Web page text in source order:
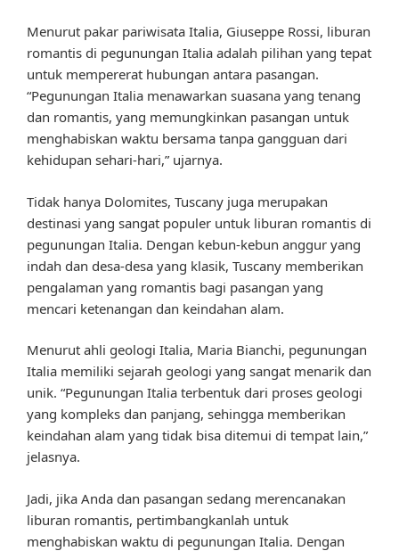
Menurut pakar pariwisata Italia, Giuseppe Rossi, liburan
romantis di pegunungan Italia adalah pilihan yang tepat
untuk mempererat hubungan antara pasangan.
“Pegunungan Italia menawarkan suasana yang tenang
dan romantis, yang memungkinkan pasangan untuk
menghabiskan waktu bersama tanpa gangguan dari
kehidupan sehari-hari,” ujarnya.
Tidak hanya Dolomites, Tuscany juga merupakan
destinasi yang sangat populer untuk liburan romantis di
pegunungan Italia. Dengan kebun-kebun anggur yang
indah dan desa-desa yang klasik, Tuscany memberikan
pengalaman yang romantis bagi pasangan yang
mencari ketenangan dan keindahan alam.
Menurut ahli geologi Italia, Maria Bianchi, pegunungan
Italia memiliki sejarah geologi yang sangat menarik dan
unik. “Pegunungan Italia terbentuk dari proses geologi
yang kompleks dan panjang, sehingga memberikan
keindahan alam yang tidak bisa ditemui di tempat lain,”
jelasnya.
Jadi, jika Anda dan pasangan sedang merencanakan
liburan romantis, pertimbangkanlah untuk
menghabiskan waktu di pegunungan Italia. Dengan